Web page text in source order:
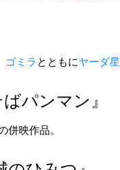
ゴミラ とともにヤーダ星
パンマン』
併映作品。